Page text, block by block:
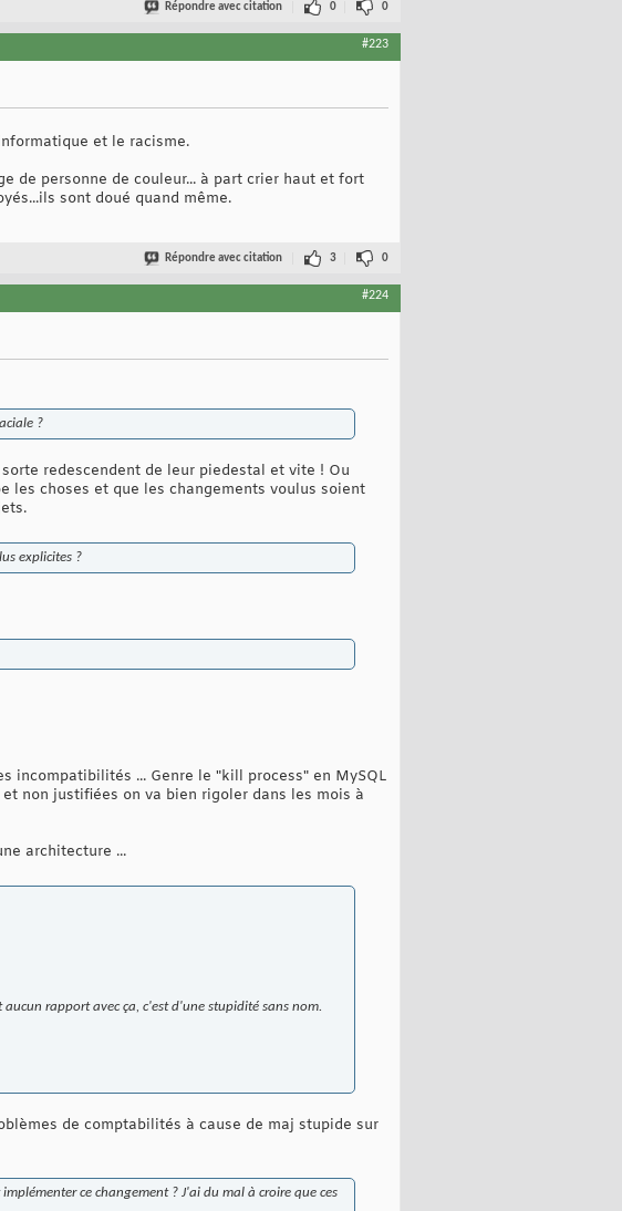
Répondre avec citation 0 0
#223
et le racisme.
de personne de couleur... à part crier haut et fort
sont doué quand même.
Répondre avec citation 3 0
#224
?
redescendent de leur piedestal et vite ! Ou
les choses et que les changements voulus soient
explicites ?
incompatibilités ... Genre le "kill process" en MySQL
non justifiées on va bien rigoler dans les mois à
architecture ...
rapport avec ça, c'est d'une stupidité sans nom.
de comptabilités à cause de maj stupide sur
ce changement ? J'ai du mal à croire que ces